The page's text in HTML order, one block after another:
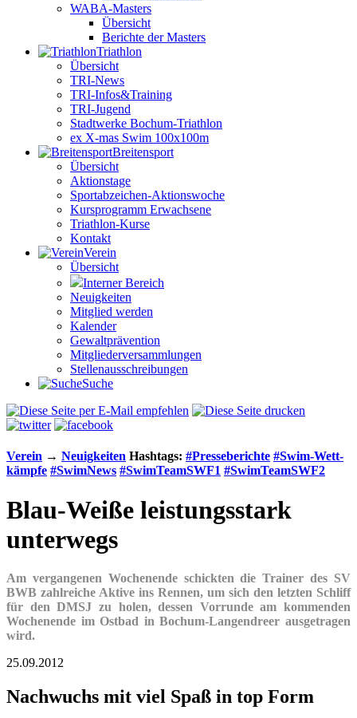
WABA-Masters
Übersicht
Berichte der Masters
Triathlon
Übersicht
TRI-News
TRI-Infos&Training
TRI-Jugend
Stadtwerke Bochum-Triathlon
ex X-mas Swim 100x100m
Breiten­sport
Übersicht
Aktionstage
Sportabzeichen-Aktionswoche
Kursprogramm Erwachsene
Triathlon-Kurse
Kontakt
Verein
Übersicht
Interner Bereich
Neuigkeiten
Mitglied werden
Kalender
Gewaltprävention
Mitglieder­versammlungen
Stellen­aus­schrei­bungen
Suche
Verein → Neuigkeiten Hashtags: #Presse­berichte #Swim-Wett­
kämpfe #SwimNews #SwimTeamSWF1 #SwimTeamSWF2
Blau-Weiße leistungsstark
unterwegs
Am vergangenen Wochenende schickten die Trainer des SV
BWB zahlreiche Aktive ins Rennen, um sich den letzten Schliff
für den DMSJ zu holen, dessen Vorrunde am kommenden
Wochenende im Ostbad in Bochum-Langendreer ausgetragen
wird.
25.09.2012
Nachwuchs mit viel Spaß in top Form